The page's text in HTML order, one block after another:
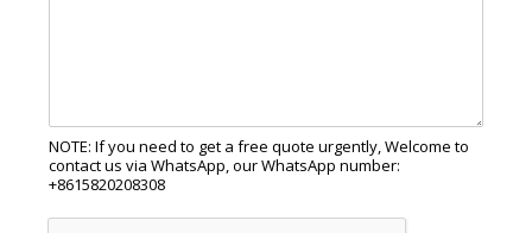
NOTE: If you need to get a free quote urgently, Welcome to
contact us via WhatsApp, our WhatsApp number:
+8615820208308